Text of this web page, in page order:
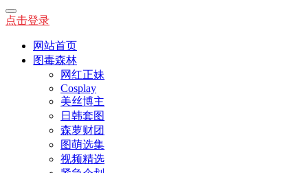
点击登录
网站首页
图毒森林
网红正妹
Cosplay
美丝博主
日韩套图
森萝财团
图萌选集
视频精选